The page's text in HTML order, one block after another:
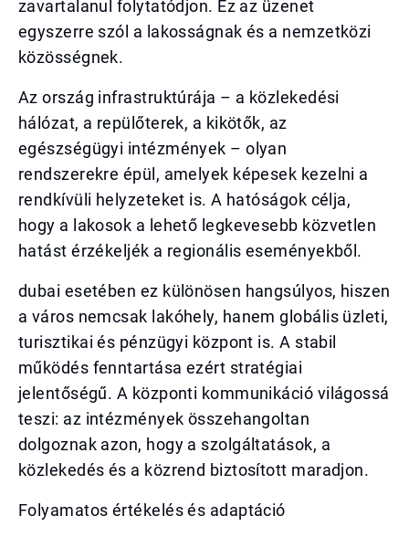
zavartalanul folytatódjon. Ez az üzenet
egyszerre szól a lakosságnak és a nemzetközi
közösségnek.
Az ország infrastruktúrája – a közlekedési
hálózat, a repülőterek, a kikötők, az
egészségügyi intézmények – olyan
rendszerekre épül, amelyek képesek kezelni a
rendkívüli helyzeteket is. A hatóságok célja,
hogy a lakosok a lehető legkevesebb közvetlen
hatást érzékeljék a regionális eseményekből.
dubai esetében ez különösen hangsúlyos, hiszen
a város nemcsak lakóhely, hanem globális üzleti,
turisztikai és pénzügyi központ is. A stabil
működés fenntartása ezért stratégiai
jelentőségű. A központi kommunikáció világossá
teszi: az intézmények összehangoltan
dolgoznak azon, hogy a szolgáltatások, a
közlekedés és a közrend biztosított maradjon.
Folyamatos értékelés és adaptáció